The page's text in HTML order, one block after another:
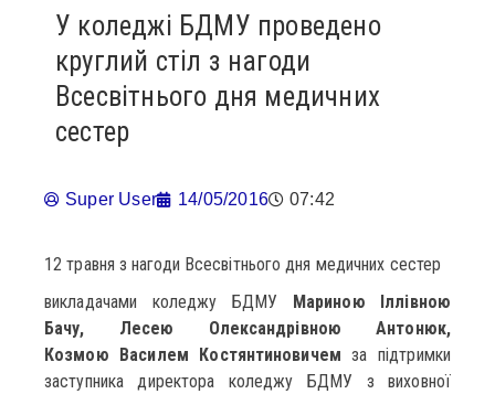
У коледжі БДМУ проведено
круглий стіл з нагоди
Всесвітнього дня медичних
сестер
Super User 14/05/2016 07:42
12 травня з нагоди Всесвітнього дня медичних сестер
викладачами коледжу БДМУ Мариною Іллівною
Бачу, Лесею Олександрівною Антонюк,
Козмою Василем Костянтиновичем за підтримки
заступника директора коледжу БДМУ з виховної